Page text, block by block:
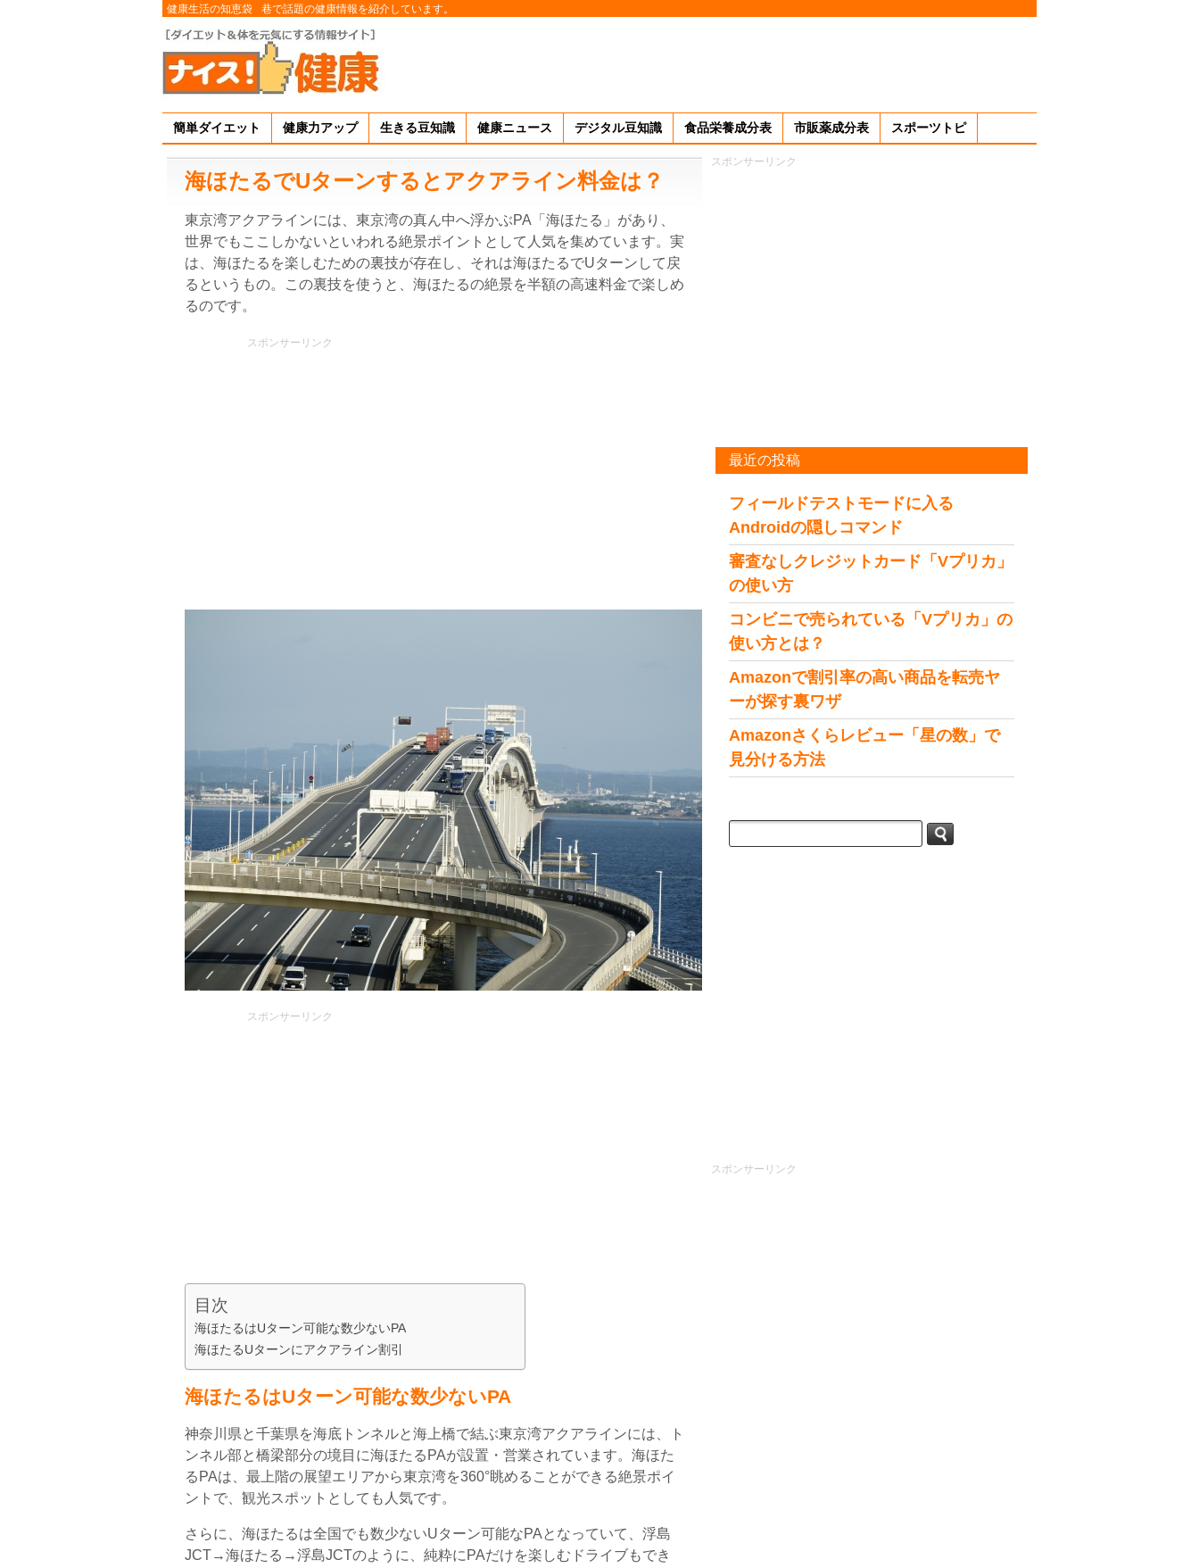
健康生活の知恵袋 巷で話題の健康情報を紹介しています。
簡単ダイエット 健康力アップ 生きる豆知識 健康ニュース デジタル豆知識 食品栄養成分表 市販薬成分表 スポーツトピ
海ほたるでUターンするとアクアライン料金は？
東京湾アクアラインには、東京湾の真ん中へ浮かぶPA「海ほたる」があり、
世界でもここしかないといわれる絶景ポイントとして人気を集めています。実
は、海ほたるを楽しむための裏技が存在し、それは海ほたるでUターンして戻
るというもの。この裏技を使うと、海ほたるの絶景を半額の高速料金で楽しめ
るのです。
スポンサーリンク
スポンサーリンク
目次
海ほたるはUターン可能な数少ないPA
海ほたるUターンにアクアライン割引
海ほたるはUターン可能な数少ないPA
神奈川県と千葉県を海底トンネルと海上橋で結ぶ東京湾アクアラインには、ト
ンネル部と橋梁部分の境目に海ほたるPAが設置・営業されています。海ほた
るPAは、最上階の展望エリアから東京湾を360°眺めることができる絶景ポイ
ントで、観光スポットとしても人気です。
さらに、海ほたるは全国でも数少ないUターン可能なPAとなっていて、浮島
JCT→海ほたる→浮島JCTのように、純粋にPAだけを楽しむドライブもでき
スポンサーリンク
最近の投稿
フィールドテストモードに入る
Androidの隠しコマンド
審査なしクレジットカード「Vプリカ」
の使い方
コンビニで売られている「Vプリカ」の
使い方とは？
Amazonで割引率の高い商品を転売ヤ
ーが探す裏ワザ
Amazonさくらレビュー「星の数」で
見分ける方法
スポンサーリンク